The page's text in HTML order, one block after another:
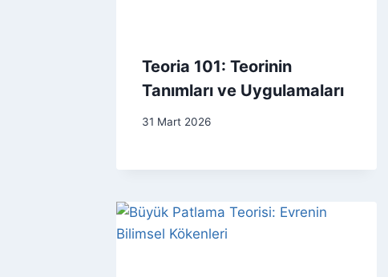
Teoria 101: Teorinin
Tanımları ve Uygulamaları
31 Mart 2026